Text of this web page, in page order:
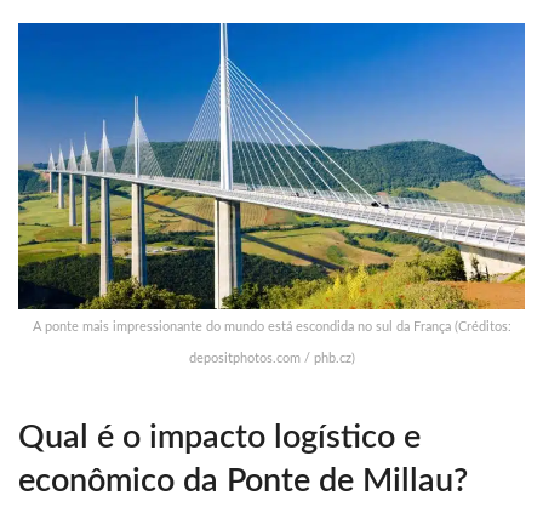
A ponte mais impressionante do mundo está escondida no sul da França (Créditos:
depositphotos.com / phb.cz)
Qual é o impacto logístico e
econômico da Ponte de Millau?